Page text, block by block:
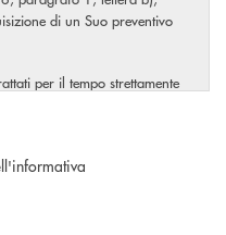
di un Suo preventivo
per il tempo strettamente
dei Suoi dati